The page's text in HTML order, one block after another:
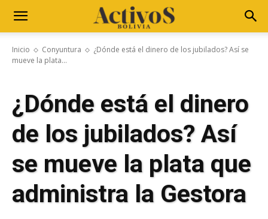
Inicio Conyuntura
¿Dónde está el dinero de los jubilados? Así se
mueve la plata...
¿Dónde está el dinero
de los jubilados? Así
se mueve la plata que
administra la Gestora